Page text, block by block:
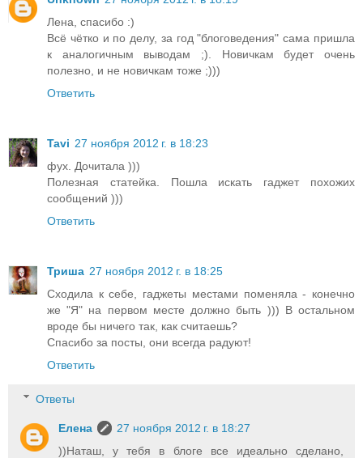
Лена, спасибо :)
Всё чётко и по делу, за год "блоговедения" сама пришла
к аналогичным выводам ;). Новичкам будет очень
полезно, и не новичкам тоже ;)))
Ответить
Tavi 27 ноября 2012 г. в 18:23
фух. Дочитала )))
Полезная статейка. Пошла искать гаджет похожих
сообщений )))
Ответить
Триша 27 ноября 2012 г. в 18:25
Сходила к себе, гаджеты местами поменяла - конечно
же "Я" на первом месте должно быть ))) В остальном
вроде бы ничего так, как считаешь?
Спасибо за посты, они всегда радуют!
Ответить
Ответы
Елена
27 ноября 2012 г. в 18:27
))Наташ, у тебя в блоге все идеально сделано,